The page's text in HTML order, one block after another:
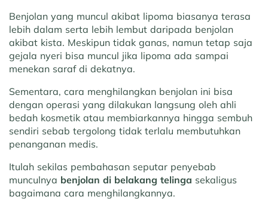
Benjolan yang muncul akibat lipoma biasanya terasa
lebih dalam serta lebih lembut daripada benjolan
akibat kista. Meskipun tidak ganas, namun tetap saja
gejala nyeri bisa muncul jika lipoma ada sampai
menekan saraf di dekatnya.
Sementara, cara menghilangkan benjolan ini bisa
dengan operasi yang dilakukan langsung oleh ahli
bedah kosmetik atau membiarkannya hingga sembuh
sendiri sebab tergolong tidak terlalu membutuhkan
penanganan medis.
Itulah sekilas pembahasan seputar penyebab
munculnya benjolan di belakang telinga sekaligus
bagaimana cara menghilangkannya.